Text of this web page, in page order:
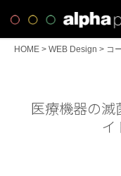
HOME > WEB Design > コ
医療機器の
イ